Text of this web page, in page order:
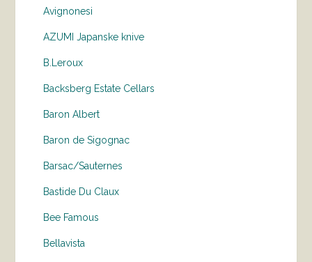
Avignonesi
AZUMI Japanske knive
B.Leroux
Backsberg Estate Cellars
Baron Albert
Baron de Sigognac
Barsac/Sauternes
Bastide Du Claux
Bee Famous
Bellavista